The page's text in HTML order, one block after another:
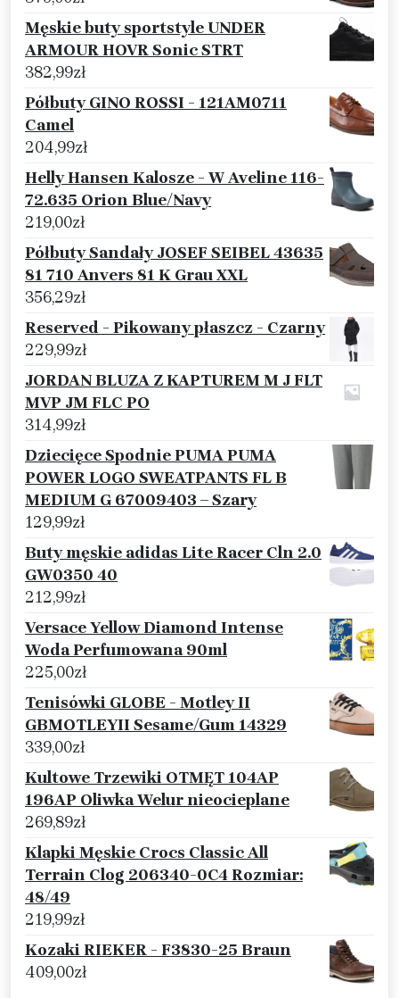
Męskie buty sportstyle UNDER
ARMOUR HOVR Sonic STRT
382,99zł
Półbuty GINO ROSSI - 121AM0711
Camel
204,99zł
Helly Hansen Kalosze - W Aveline 116-
72.635 Orion Blue/Navy
219,00zł
Półbuty Sandały JOSEF SEIBEL 43635
81 710 Anvers 81 K Grau XXL
356,29zł
Reserved - Pikowany płaszcz - Czarny
229,99zł
JORDAN BLUZA Z KAPTUREM M J FLT
MVP JM FLC PO
314,99zł
Dziecięce Spodnie PUMA PUMA
POWER LOGO SWEATPANTS FL B
MEDIUM G 67009403 – Szary
129,99zł
Buty męskie adidas Lite Racer Cln 2.0
GW0350 40
212,99zł
Versace Yellow Diamond Intense
Woda Perfumowana 90ml
225,00zł
Tenisówki GLOBE - Motley II
GBMOTLEYII Sesame/Gum 14329
339,00zł
Kultowe Trzewiki OTMĘT 104AP
196AP Oliwka Welur nieocieplane
269,89zł
Klapki Męskie Crocs Classic All
Terrain Clog 206340-0C4 Rozmiar:
48/49
219,99zł
Kozaki RIEKER - F3830-25 Braun
409,00zł